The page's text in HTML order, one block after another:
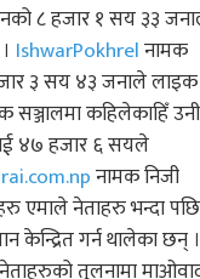
८ हजार १ सय ३३
IshwarPokhrelनामक
३ सय ४३ जनाले लाइक
सञ्जालमा कहिलेकाहिँ उनी
४७ हजार ६ सयले
नामक निजी
एमाले नेताहरु भन्दा पछि
केन्द्रित गर्न थालेका छन् ।
तुलनामा